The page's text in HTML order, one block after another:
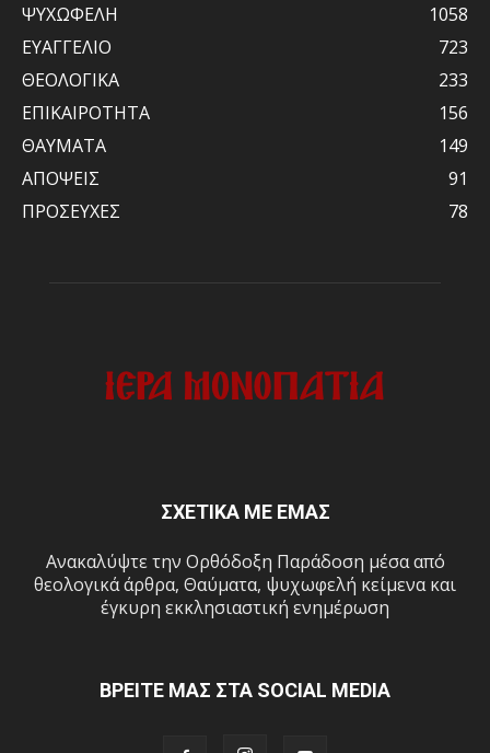
ΨΥΧΩΦΕΛΗ
1058
ΕΥΑΓΓΕΛΙΟ
723
ΘΕΟΛΟΓΙΚΑ
233
ΕΠΙΚΑΙΡΟΤΗΤΑ
156
ΘΑΥΜΑΤΑ
149
ΑΠΟΨΕΙΣ
91
ΠΡΟΣΕΥΧΕΣ
78
ΣΧΕΤΙΚΑ ΜΕ ΕΜΑΣ
Ανακαλύψτε την Ορθόδοξη Παράδοση μέσα από
θεολογικά άρθρα, Θαύματα, ψυχωφελή κείμενα και
έγκυρη εκκλησιαστική ενημέρωση
ΒΡΕΙΤΕ ΜΑΣ ΣΤΑ SOCIAL MEDIA